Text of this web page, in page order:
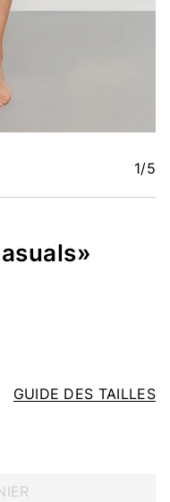
1/5
GUIDE DES TAILLES